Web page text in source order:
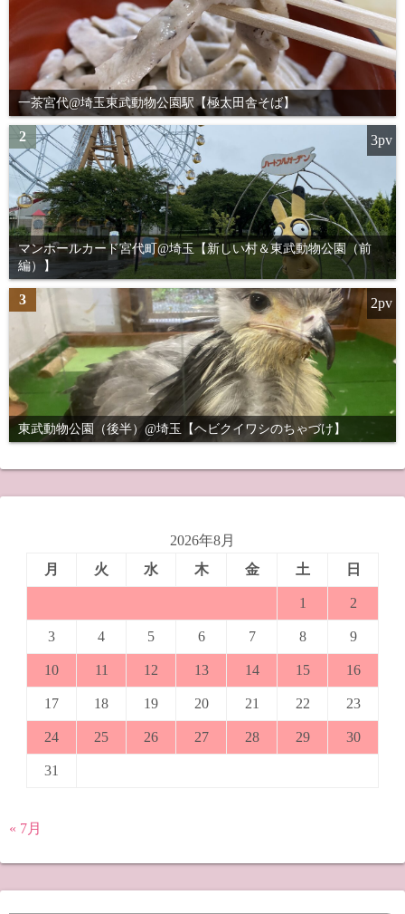
一茶宮代@埼玉東武動物公園駅【極太田舎そば】
2
マンホールカード宮代町@埼玉【新しい村＆東武動物公園（前
編）】
3pv
3
東武動物公園（後半）@埼玉【ヘビクイワシのちゃづけ】
2pv
2026年8月
月
火 水 木 金 土 日
1 2
3 4 5 6 7 8 9
10 11 12 13 14 15 16
17 18 19 20 21 22 23
24 25 26 27 28 29 30
31
« 7月